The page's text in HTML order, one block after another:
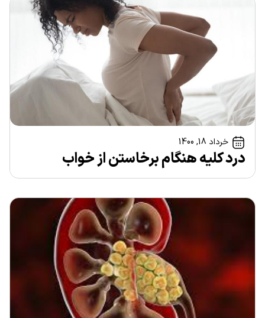
خرداد 18, 1400
درد کلیه هنگام برخاستن از خواب